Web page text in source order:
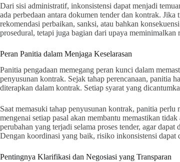
Dari sisi administratif, inkonsistensi dapat menjadi
ada perbedaan antara dokumen tender dan kontrak.
rekomendasi perbaikan, sanksi, atau bahkan
prosedural, tetapi juga bagian dari upaya
Peran Panitia dalam Menjaga Keselarasan
Panitia pengadaan memegang peran kunci dalam
penyusunan kontrak. Sejak tahap perencanaan, panitia
diterapkan dalam kontrak. Setiap syarat yang
Saat memasuki tahap penyusunan kontrak, panitia
mengenai setiap pasal akan membantu memastikan
perubahan yang terjadi selama proses tender, agar
Dengan koordinasi yang baik, risiko inkonsistensi dapat
Pentingnya Klarifikasi dan Negosiasi yang Transparan